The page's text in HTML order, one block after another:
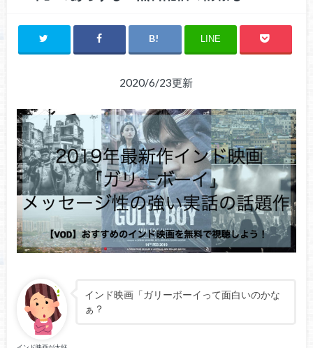
LINE
2020/6/23更新
インド映画「ガリーボーイって面白いのかな
ぁ？